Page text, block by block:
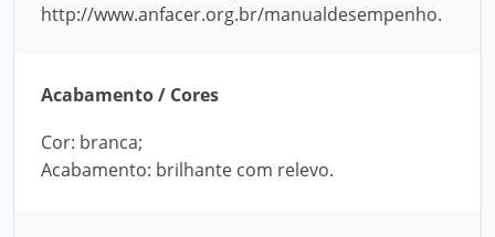
http://www.anfacer.org.br/manualdesempenho.
Acabamento / Cores
Cor: branca;
Acabamento: brilhante com relevo.